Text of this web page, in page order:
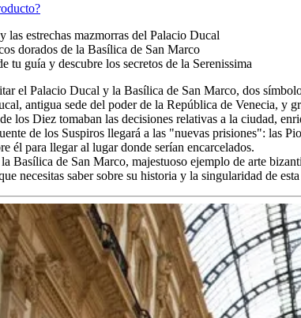
las estrechas mazmorras del Palacio Ducal
dorados de la Basílica de San Marco
tu guía y descubre los secretos de la Serenissima
el Palacio Ducal y la Basílica de San Marco, dos
antigua sede del poder de la República de Venecia, y
los Diez tomaban las decisiones relativas a la ciudad,
de los Suspiros llegará a las "nuevas prisiones": las
él para llegar al lugar donde serían encarcelados.
Basílica de San Marco, majestuoso ejemplo de arte
necesitas saber sobre su historia y la singularidad de